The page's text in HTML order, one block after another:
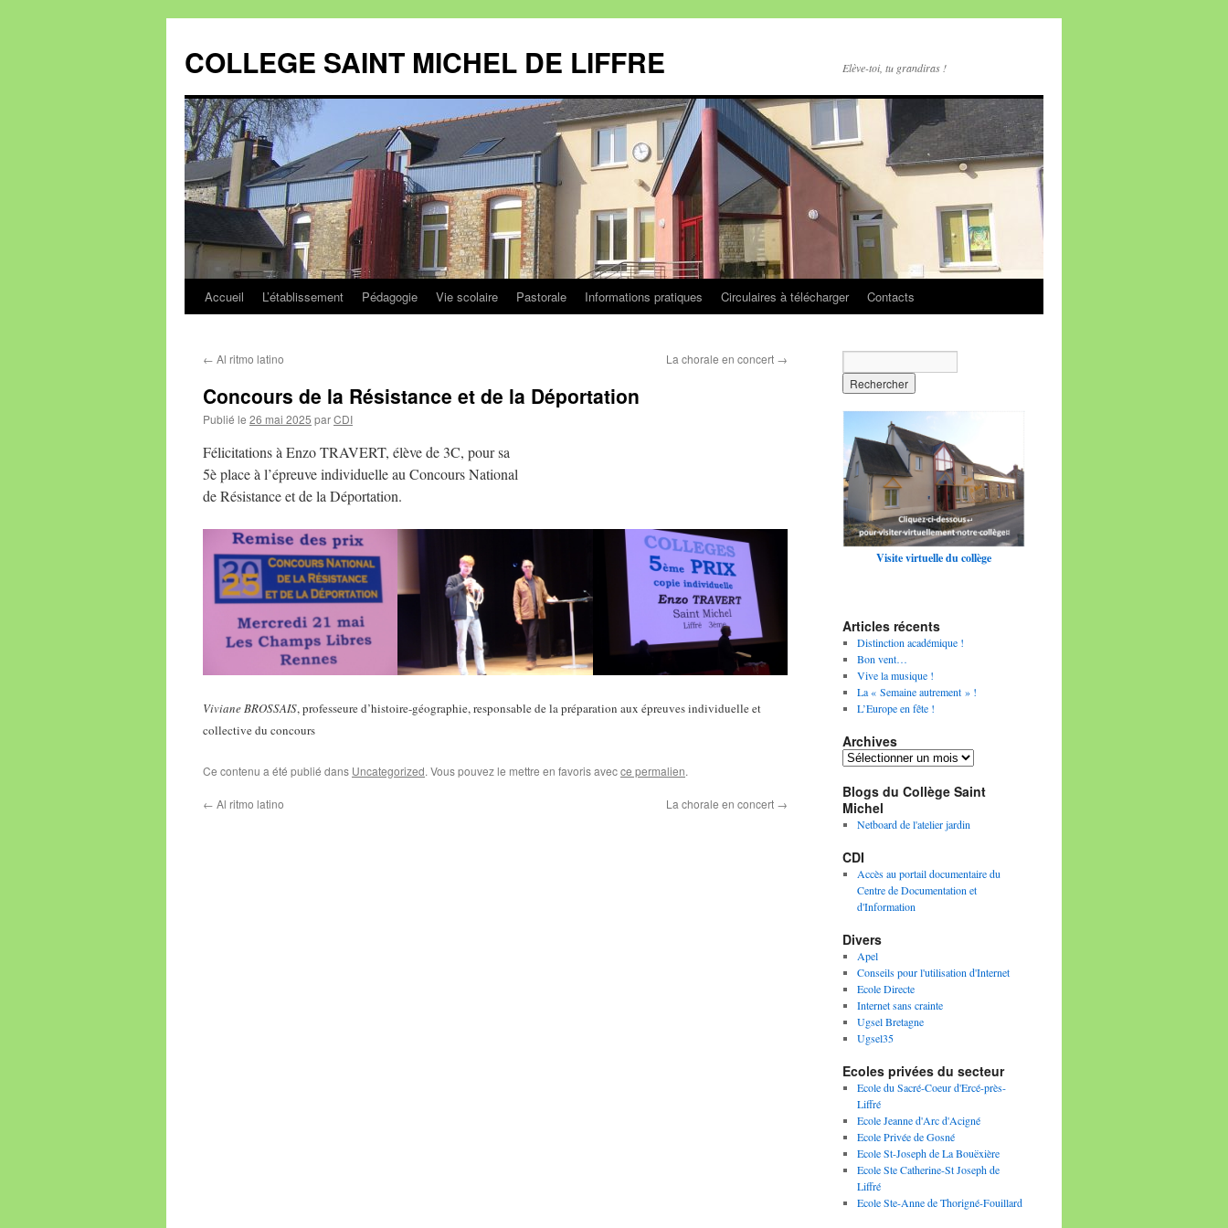
contenu
COLLEGE SAINT MICHEL DE LIFFRE Elève-toi, tu grandiras !
Accueil L’établissement Pédagogie Vie scolaire Pastorale Informations pratiques Circulaires à télécharger Contacts
← Al ritmo latino La chorale en concert →
Concours de la Résistance et de la Déportation
Publié le 26 mai 2025 parCDI
Félicitations à Enzo TRAVERT, élève de 3C, pour sa
5è place à l’épreuve individuelle au Concours National
de Résistance et de la Déportation.
Viviane BROSSAIS, professeure d’histoire-géographie, responsable de la préparation aux épreuves individuelle et
collective du concours
Ce contenu a été publié dans Uncategorized. Vous pouvez le mettre en favoris avecce permalien.
← Al ritmo latino La chorale en concert →
Visite virtuelle du collège
Articles récents
Distinction académique !
Bon vent…
Vive la musique !
La « Semaine autrement » !
L’Europe en fête !
Archives
Archives
Blogs du Collège Saint
Michel
Netboard de l'atelier jardin
CDI
Accès au portail documentaire du
Centre de Documentation et
d'Information
Divers
Apel
Conseils pour l'utilisation d'Internet
Ecole Directe
Internet sans crainte
Ugsel Bretagne
Ugsel35
Ecoles privées du secteur
Ecole du Sacré-Coeur d'Ercé-près-
Liffré
Ecole Jeanne d'Arc d'Acigné
Ecole Privée de Gosné
Ecole St-Joseph de La Bouëxière
Ecole Ste Catherine-St Joseph de
Liffré
Ecole Ste-Anne de Thorigné-Fouillard